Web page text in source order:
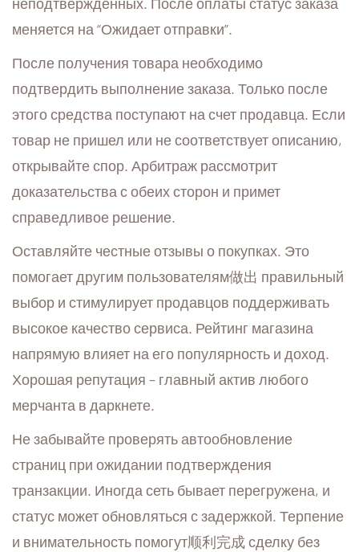
неподтвержденных. После оплаты статус заказа
меняется на “Ожидает отправки”.
После получения товара необходимо
подтвердить выполнение заказа. Только после
этого средства поступают на счет продавца. Если
товар не пришел или не соответствует описанию,
открывайте спор. Арбитраж рассмотрит
доказательства с обеих сторон и примет
справедливое решение.
Оставляйте честные отзывы о покупках. Это
помогает другим пользователям做出 правильный
выбор и стимулирует продавцов поддерживать
высокое качество сервиса. Рейтинг магазина
напрямую влияет на его популярность и доход.
Хорошая репутация – главный актив любого
мерчанта в даркнете.
Не забывайте проверять автообновление
страниц при ожидании подтверждения
транзакции. Иногда сеть бывает перегружена, и
статус может обновляться с задержкой. Терпение
и внимательность помогут顺利完成 сделку без